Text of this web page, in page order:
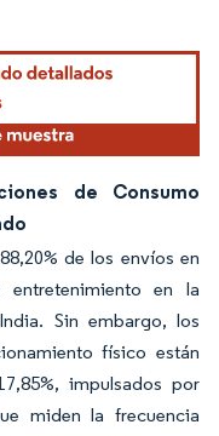
de Consumo
de los envíos en
en la
Sin embargo, los
físico están
impulsados por
miden la frecuencia